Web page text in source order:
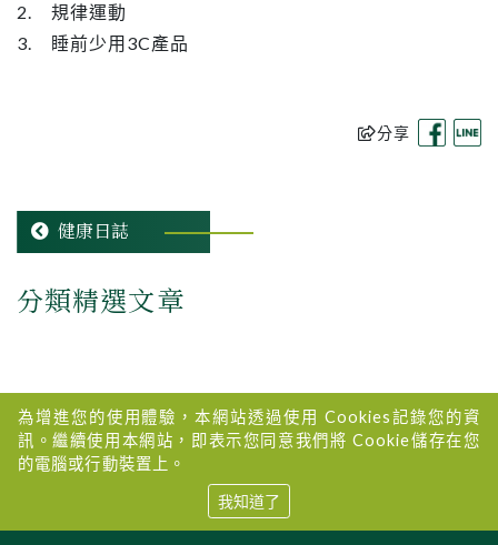
2. 規律運動
3. 睡前少用3C產品
分享
健康日誌
分類精選文章
為增進您的使用體驗，本網站透過使用 Cookies記錄您的資
訊。繼續使用本網站，即表示您同意我們將 Cookie儲存在您
的電腦或行動裝置上。
我知道了